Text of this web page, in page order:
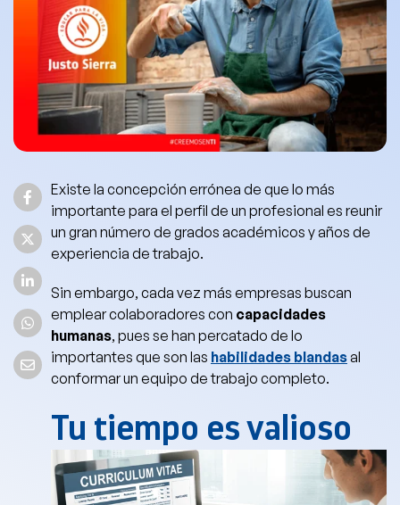
Existe la concepción errónea de que lo más
importante para el perfil de un profesional es reunir
un gran número de grados académicos y años de
experiencia de trabajo.
Sin embargo, cada vez más empresas buscan
emplear colaboradores con capacidades
humanas, pues se han percatado de lo
importantes que son las habilidades blandasal
conformar un equipo de trabajo completo.
Tu tiempo es valioso